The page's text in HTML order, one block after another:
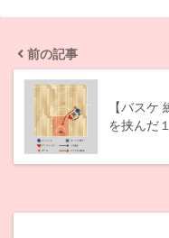
前の記事
【バスケ
を挟んだ